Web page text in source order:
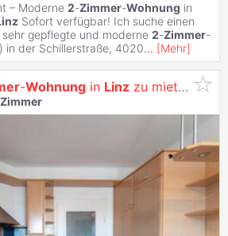
– Moderne 2-Zimmer-Wohnung in
Sofort verfügbar! Ich suche einen
gepflegte und moderne 2-Zimmer-
in der Schillerstraße, 4020... [Mehr]
-Wohnung in Linz zu mieten,
Zimmer